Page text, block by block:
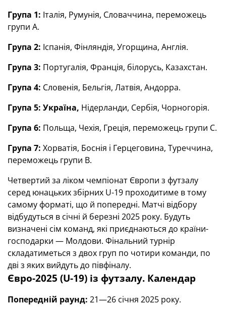
Група 1: Італія, Румунія, Словаччина, переможець
групи А.
Група 2: Іспанія, Фінляндія, Угорщина, Англія.
Група 3: Португалія, Франція, білорусь, Казахстан.
Група 4: Словенія, Бельгія, Латвія, Андорра.
Група 5: Україна, Нідерланди, Сербія, Чорногорія.
Група 6: Польща, Чехія, Греція, переможець групи С.
Група 7: Хорватія, Боснія і Герцеговина, Туреччина,
переможець групи В.
Четвертий за ліком чемпіонат Європи з футзалу
серед юнацьких збірних U-19 проходитиме в тому
самому форматі, що й попередні. Матчі відбору
відбудуться в січні й березні 2025 року. Будуть
визначені сім команд, які приєднаються до країни-
господарки — Молдови. Фінальний турнір
складатиметься з двох груп по чотири команди, по
дві з яких вийдуть до півфіналу.
Євро-2025 (U-19) із футзалу. Календар
Попередній раунд: 21—26 січня 2025 року.